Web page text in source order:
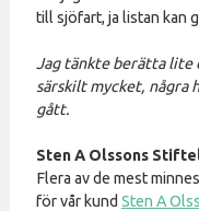
till sjöfart, ja listan kan
Jag tänkte berätta lite
särskilt mycket, några
gått.
Sten A Olssons
Flera av de mest
för vår kund Sten A